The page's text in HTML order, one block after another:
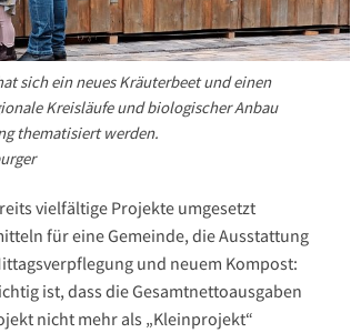
sich ein neues Kräuterbeet und einen
Kreisläufe und biologischer Anbau
thematisiert werden.
vielfältige Projekte umgesetzt
für eine Gemeinde, die Ausstattung
und neuem Kompost:
ist, dass die Gesamtnettoausgaben
nicht mehr als „Kleinprojekt“